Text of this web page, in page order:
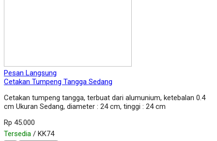
Pesan Langsung
Cetakan Tumpeng Tangga Sedang
Cetakan tumpeng tangga, terbuat dari alumunium, ketebalan 0.4
cm Ukuran Sedang, diameter : 24 cm, tinggi : 24 cm
Rp 45.000
Tersedia / KK74